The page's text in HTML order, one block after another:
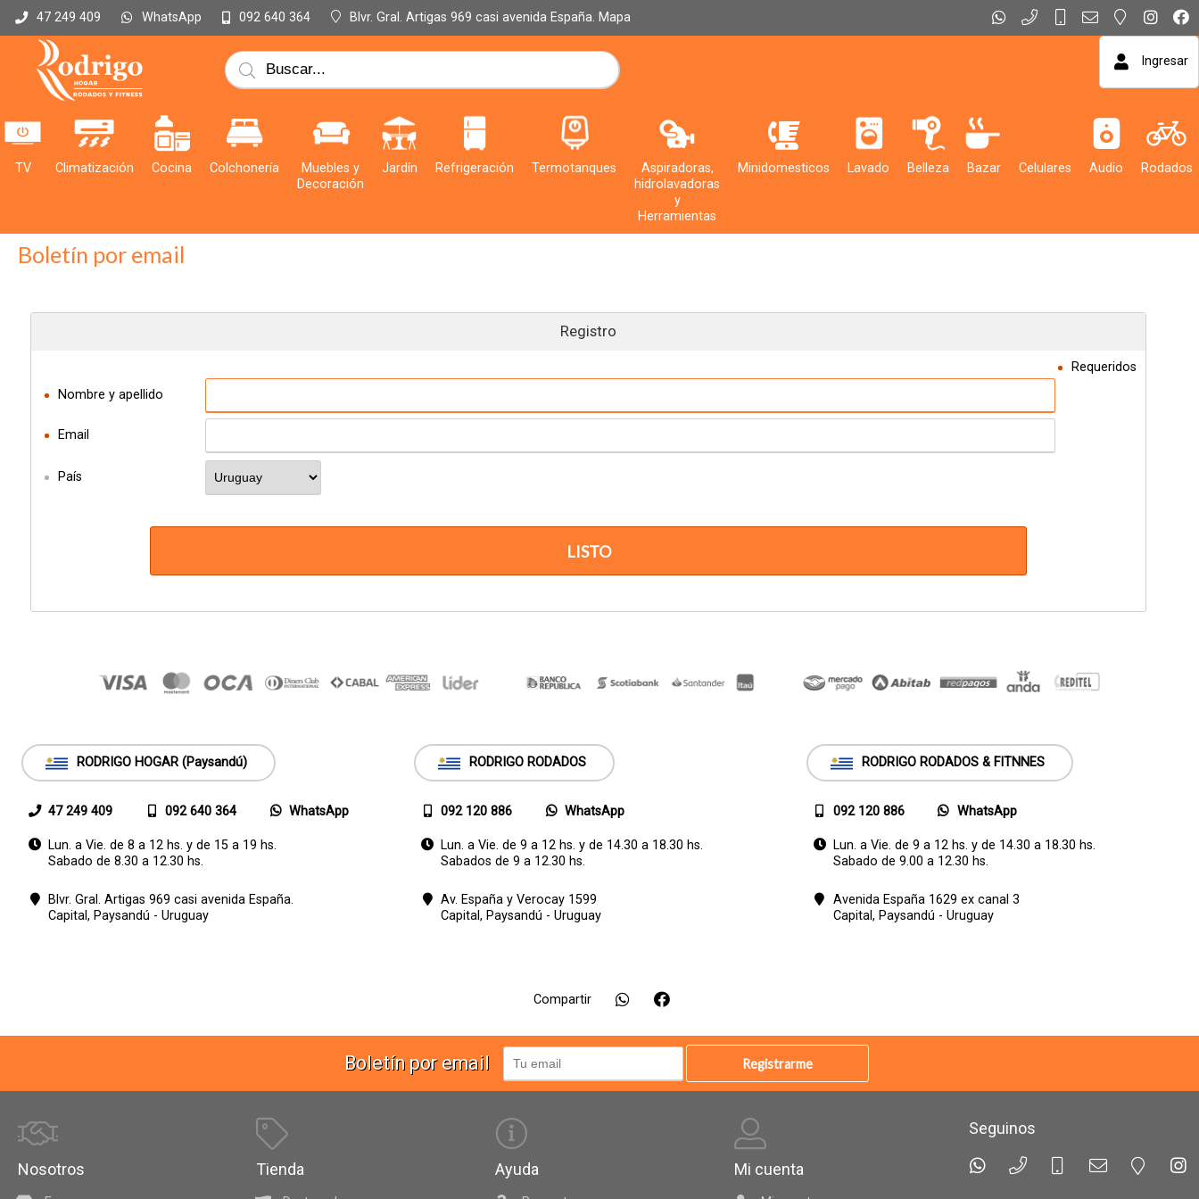
47 249 409 WhatsApp 092 640 364 Blvr. Gral. Artigas 969 casi avenida España. Mapa
Ingresar
TV Climatización Cocina Colchonería
Muebles y
Decoración
Jardín Refrigeración Termotanques
Aspiradoras,
hidrolavadoras
y
Herramientas
Minidomesticos Lavado Belleza Bazar Celulares Audio Rodados
Boletín por email
Registro
Requeridos
Nombre y apellido
Email
País
LISTO
RODRIGO HOGAR (Paysandú)
47 249 409 092 640 364 WhatsApp
Lun. a Vie. de 8 a 12 hs. y de 15 a 19 hs.
Sabado de 8.30 a 12.30 hs.
Blvr. Gral. Artigas 969 casi avenida España.
Capital, Paysandú - Uruguay
RODRIGO RODADOS
092 120 886 WhatsApp
Lun. a Vie. de 9 a 12 hs. y de 14.30 a 18.30 hs.
Sabados de 9 a 12.30 hs.
Av. España y Verocay 1599
Capital, Paysandú - Uruguay
RODRIGO RODADOS & FITNNES
092 120 886 WhatsApp
Lun. a Vie. de 9 a 12 hs. y de 14.30 a 18.30 hs.
Sabado de 9.00 a 12.30 hs.
Avenida España 1629 ex canal 3
Capital, Paysandú - Uruguay
Compartir
Boletín por email Registrarme
Nosotros Tienda Ayuda Mi cuenta
Seguinos